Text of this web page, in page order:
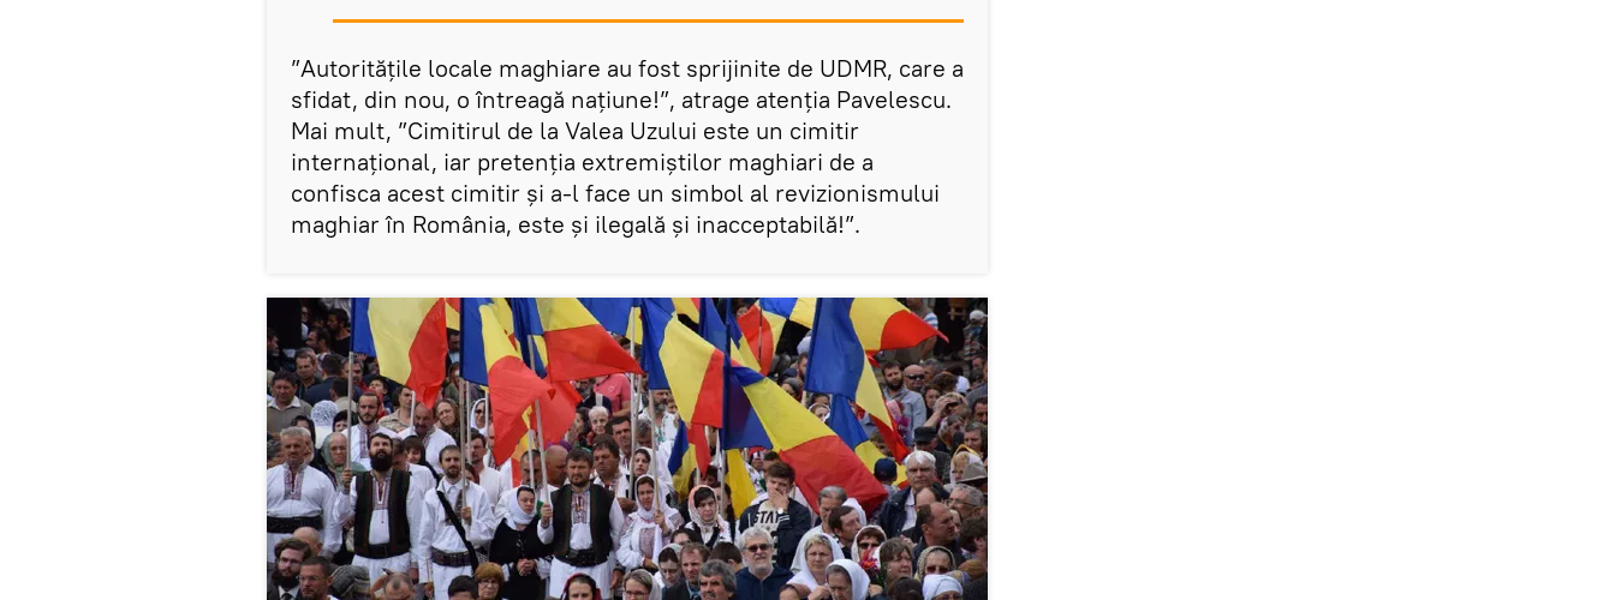
”Autoritățile locale maghiare au fost sprijinite de UDMR, care a
sfidat, din nou, o întreagă națiune!”, atrage atenția Pavelescu.
Mai mult, ”Cimitirul de la Valea Uzului este un cimitir
internațional, iar pretenția extremiștilor maghiari de a
confisca acest cimitir și a-l face un simbol al revizionismului
maghiar în România, este și ilegală și inacceptabilă!”.